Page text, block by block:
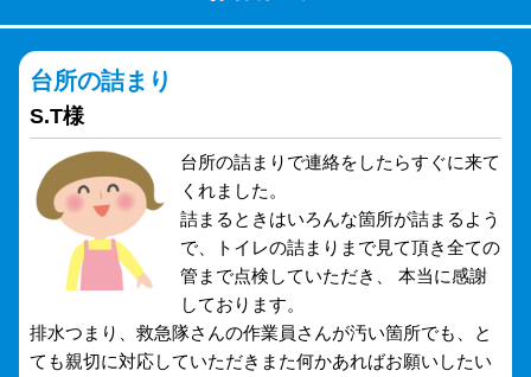
台所の詰まり
S.T様
台所の詰まりで連絡をしたらすぐに来て
くれました。
詰まるときはいろんな箇所が詰まるよう
で、トイレの詰まりまで見て頂き全ての
管まで点検していただき、 本当に感謝
しております。
排水つまり、救急隊さんの作業員さんが汚い箇所でも、と
ても親切に対応していただきまた何かあればお願いしたい